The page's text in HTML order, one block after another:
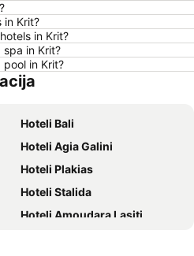
Hoteli Nei Pori
Hoteli Rimini
Hoteli Hrvatsko primorje
Hoteli Ostrvo Tasos
Hoteli Italija
Hoteli Malta
Hoteli Ostrvo Zakintos
Hoteli Antalijska provincija
in Krit?
in Krit?
in Krit?
in Krit?
Hoteli Bali
Hoteli Agia Galini
Hoteli Plakias
Hoteli Stalida
Hoteli Amoudara Lasiti